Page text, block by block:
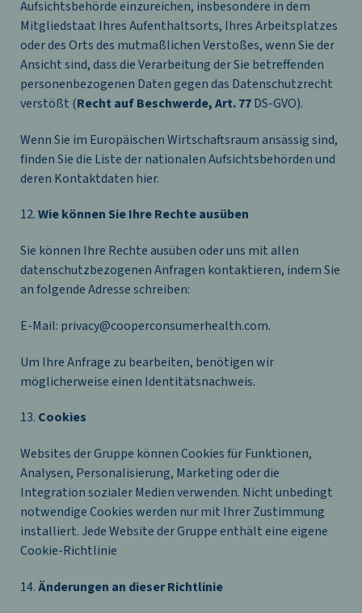
Aufsichtsbehörde einzureichen, insbesondere in dem
Mitgliedstaat Ihres Aufenthaltsorts, Ihres Arbeitsplatzes
oder des Orts des mutmaßlichen Verstoßes, wenn Sie der
Ansicht sind, dass die Verarbeitung der Sie betreffenden
personenbezogenen Daten gegen das Datenschutzrecht
verstößt (Recht auf Beschwerde, Art. 77DS-GVO).
Wenn Sie im Europäischen Wirtschaftsraum ansässig sind,
finden Sie die Liste der nationalen Aufsichtsbehörden und
deren Kontaktdaten hier.
12.Wie können Sie Ihre Rechte ausüben
Sie können Ihre Rechte ausüben oder uns mit allen
datenschutzbezogenen Anfragen kontaktieren, indem Sie
an folgende Adresse schreiben:
E-Mail: privacy@cooperconsumerhealth.com.
Um Ihre Anfrage zu bearbeiten, benötigen wir
möglicherweise einen Identitätsnachweis.
13. Cookies
Websites der Gruppe können Cookies für Funktionen,
Analysen, Personalisierung, Marketing oder die
Integration sozialer Medien verwenden. Nicht unbedingt
notwendige Cookies werden nur mit Ihrer Zustimmung
installiert. Jede Website der Gruppe enthält eine eigene
Cookie-Richtlinie
14.Änderungen an dieser Richtlinie